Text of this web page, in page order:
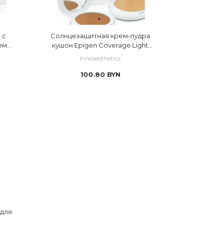
с
Солнцезащитная крем-пудра
кушон Epigen Coverage Light
Innoaesthetics
100.80 BYN